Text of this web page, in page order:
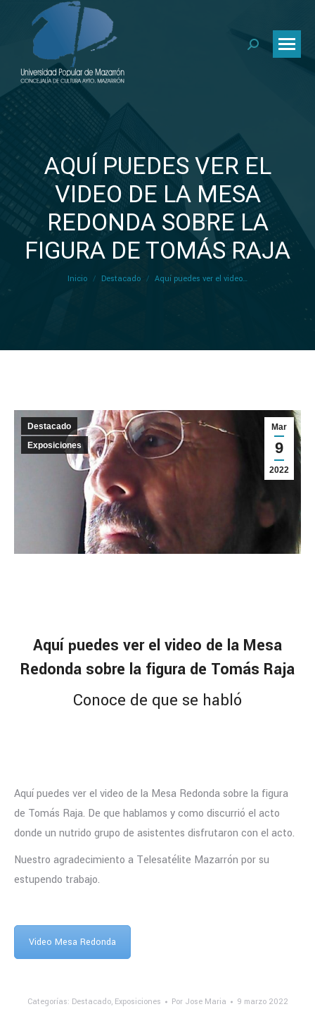
Buscar:
AQUÍ PUEDES VER EL
VIDEO DE LA MESA
REDONDA SOBRE LA
FIGURA DE TOMÁS RAJA
Estás aquí:
Inicio Destacado Aquí puedes ver el video…
Mar
9
2022
Destacado
Exposiciones
Aquí puedes ver el video de la Mesa
Redonda sobre la figura de Tomás Raja
Conoce de que se habló
Aquí puedes ver el video de la Mesa Redonda sobre la figura
de Tomás Raja. De que hablamos y como discurrió el acto
donde un nutrido grupo de asistentes disfrutaron con el acto.
Nuestro agradecimiento a Telesatélite Mazarrón por su
estupendo trabajo.
Video Mesa Redonda
Categorías: Destacado, Exposiciones Por Jose Maria 9 marzo 2022